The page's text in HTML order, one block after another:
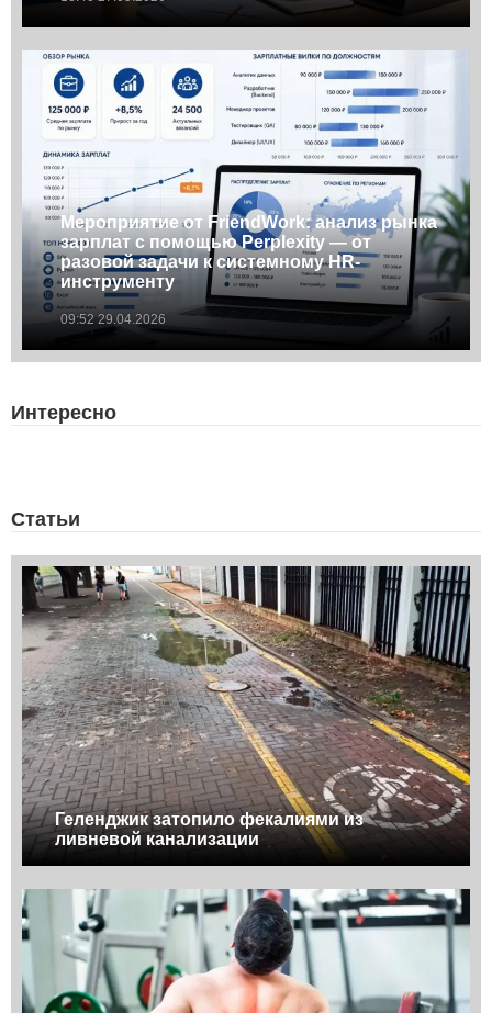
Мероприятие от FriendWork: анализ рынка
зарплат с помощью Perplexity — от
разовой задачи к системному HR-
инструменту
09:52 29.04.2026
Интересно
Статьи
Геленджик затопило фекалиями из
ливневой канализации